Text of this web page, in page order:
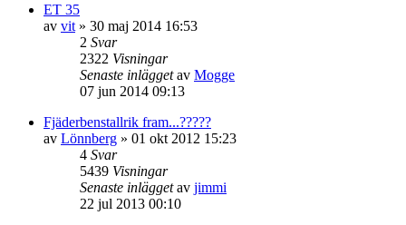
ET 35
av vit » 30 maj 2014 16:53
2 Svar
2322 Visningar
Senaste inläggetav Mogge
07 jun 2014 09:13
Fjäderbenstallrik fram...?????
av Lönnberg » 01 okt 2012 15:23
4 Svar
5439 Visningar
Senaste inläggetav jimmi
22 jul 2013 00:10